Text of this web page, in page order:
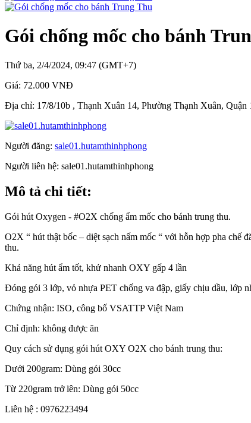
Gói chống mốc cho bánh
Thứ ba, 2/4/2024, 09:47 (GMT+7)
Giá: 72.000 VNĐ
Địa chỉ: 17/8/10b , Thạnh Xuân 14, Phường Thạnh Xuân,
Người đăng: sale01.hutamthinhphong
Người liên hệ: sale01.hutamthinhphong
Mô tả chi tiết:
Gói hút Oxygen - #O2X chống ẩm mốc cho bánh trung thu.
O2X “ hút thật bốc – diệt sạch nấm mốc “ với hỗn hợp pha chế
thu.
Khả năng hút ẩm tốt, khử nhanh OXY gấp 4 lần
Đóng gói 3 lớp, vỏ nhựa PET chống va đập, giấy chịu dầu, lớp
Chứng nhận: ISO, công bố VSATTP Việt Nam
Chỉ định: không được ăn
Quy cách sử dụng gói hút OXY O2X cho bánh trung thu:
Dưới 200gram: Dùng gói 30cc
Từ 220gram trở lên: Dùng gói 50cc
Liên hệ : 0976223494